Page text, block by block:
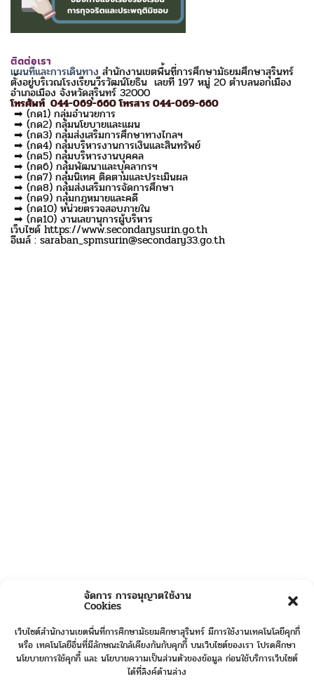
จัดการ การอนุญาตใช้งาน
Cookies
เว็บไซต์สำนักงานเขตพื้นที่การศึกษามัธยมศึกษาสุรินทร์ มีการใช้งานเทคโนโลยีคุกกี้
หรือ เทคโนโลยีอื่นที่มีลักษณะใกล้เคียงกันกับคุกกี้ บนเว็บไซต์ของเรา โปรดศึกษา
นโยบายการใช้คุกกี้ และ นโยบายความเป็นส่วนตัวของข้อมูล ก่อนใช้บริการเว็บไซต์
ได้ที่ลิงค์ด้านล่าง
ติดต่อเรา
แผนที่และการเดินทางสำนักงานเขตพื้นที่การศึกษามัธยมศึกษาสุรินทร์
ตั้งอยู่บริเวณโรงเรียนวีรวัฒน์โยธิน เลขที่ 197 หมู่ 20 ตำบลนอกเมือง
อำเภอเมือง จังหวัดสุรินทร์ 32000
โทรศัพท์ 044-069-660 โทรสาร 044-069-660
➡ (กด1) กลุ่มอำนวยการ
➡ (กด2) กลุ่มนโยบายและแผน
➡ (กด3) กลุ่มส่งเสริมการศึกษาทางไกลฯ
➡ (กด4) กลุ่มบริหารงานการเงินและสินทรัพย์
➡ (กด5) กลุ่มบริหารงานบุคคล
➡ (กด6) กลุ่มพัฒนาและบุคลากรฯ
➡ (กด7) กลุ่มนิเทศ ติดตามและประเมินผล
➡ (กด8) กลุ่มส่งเสริมการจัดการศึกษา
➡ (กด9) กลุ่มกฎหมายและคดี
➡ (กด10) หน่วยตรวจสอบภายใน
➡ (กด10) งานเลขานุการผู้บริหาร
เว็บไซด์ https://www.secondarysurin.go.th
อีเมล์ : saraban_spmsurin@secondary33.go.th